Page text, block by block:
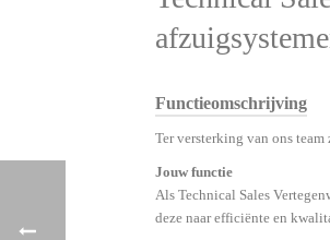
Functieomschrijving
Ter versterking van ons
Jouw functie
Als Technical Sales
deze naar efficiënte en